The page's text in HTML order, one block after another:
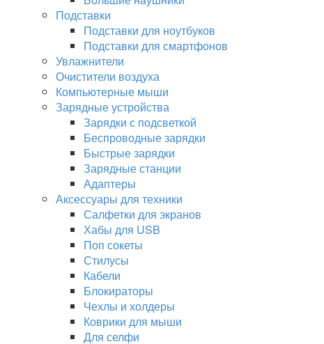
Подставки
Подставки для ноутбуков
Подставки для смартфонов
Увлажнители
Очистители воздуха
Компьютерные мыши
Зарядные устройства
Зарядки с подсветкой
Беспроводные зарядки
Быстрые зарядки
Зарядные станции
Адаптеры
Аксессуары для техники
Салфетки для экранов
Хабы для USB
Поп сокеты
Стилусы
Кабели
Блокираторы
Чехлы и холдеры
Коврики для мыши
Для селфи